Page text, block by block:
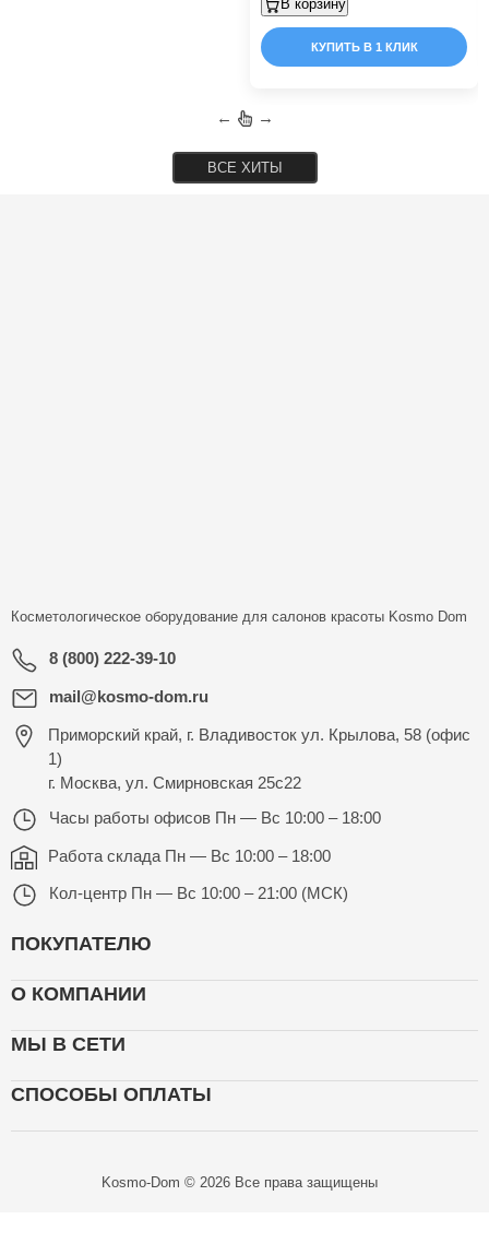
В корзину
КУПИТЬ В 1 КЛИК
← →
ВСЕ ХИТЫ
Косметологическое оборудование для салонов красоты Kosmo Dom
8 (800) 222-39-10
mail@kosmo-dom.ru
Приморский край, г. Владивосток ул. Крылова, 58 (офис
1)
г. Москва, ул. Смирновская 25с22
Часы работы офисов Пн — Вс 10:00 – 18:00
Работа склада Пн — Вс 10:00 – 18:00
Кол-центр Пн — Вс 10:00 – 21:00 (МСК)
ПОКУПАТЕЛЮ
О КОМПАНИИ
МЫ В СЕТИ
СПОСОБЫ ОПЛАТЫ
Kosmo-Dom © 2026 Все права защищены